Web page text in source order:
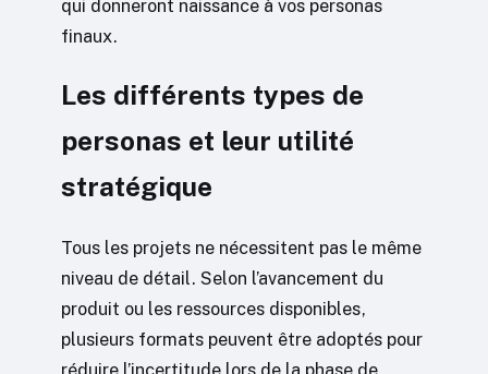
qui donneront naissance à vos personas
finaux.
Les différents types de
personas et leur utilité
stratégique
Tous les projets ne nécessitent pas le même
niveau de détail. Selon l’avancement du
produit ou les ressources disponibles,
plusieurs formats peuvent être adoptés pour